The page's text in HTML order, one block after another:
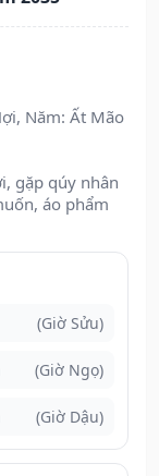
Năm: Ất Mão
gặp qúy nhân
áo phẩm
(Giờ Sửu)
(Giờ Ngọ)
(Giờ Dậu)